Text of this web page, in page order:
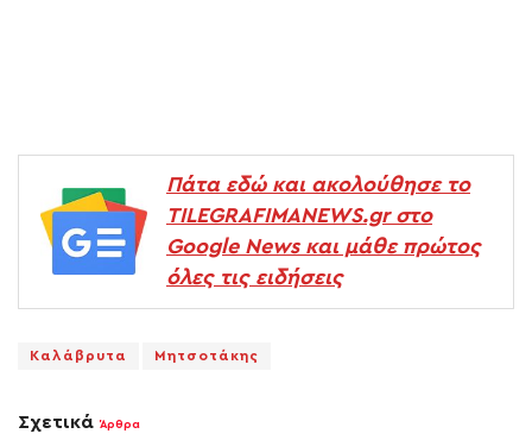
Πάτα εδώ και ακολούθησε το
TILEGRAFIMANEWS.gr στο
Google News και μάθε πρώτος
όλες τις ειδήσεις
Καλάβρυτα Μητσοτάκης
Σχετικά Άρθρα